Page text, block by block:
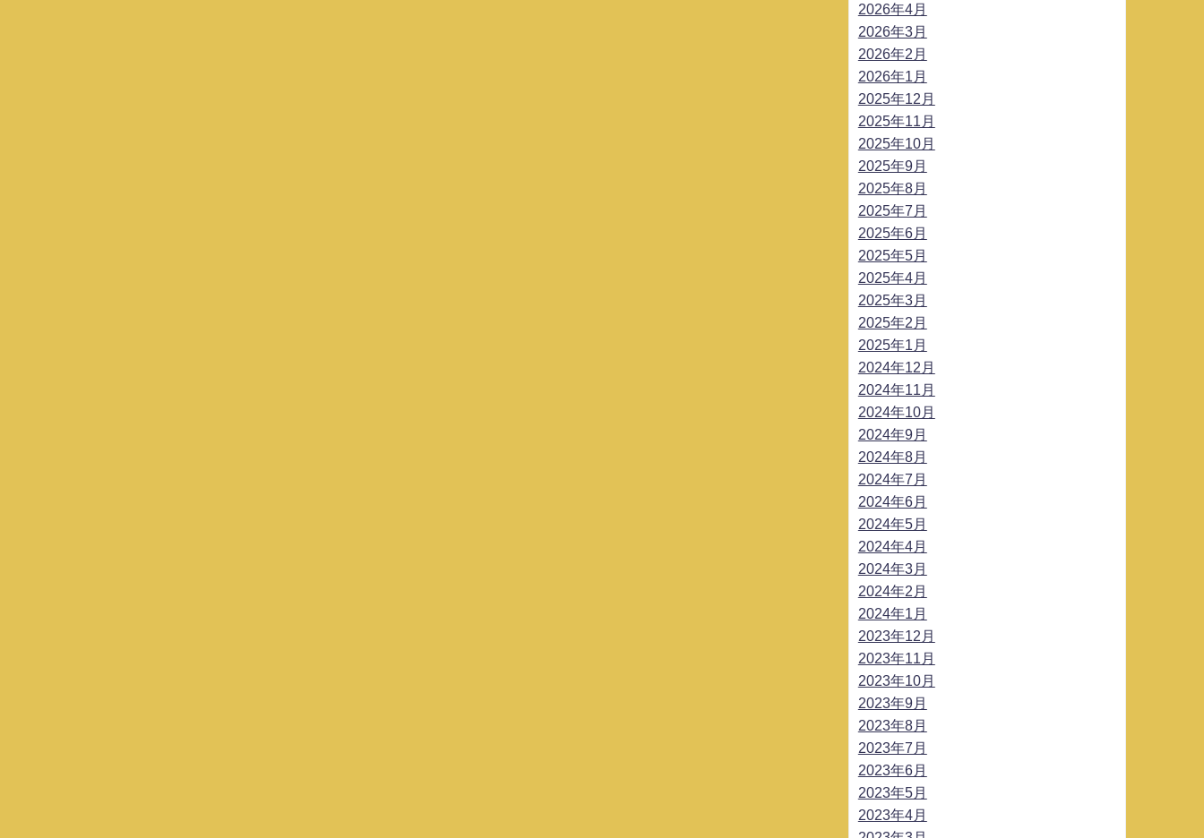
2026年4月
2026年3月
2026年2月
2026年1月
2025年12月
2025年11月
2025年10月
2025年9月
2025年8月
2025年7月
2025年6月
2025年5月
2025年4月
2025年3月
2025年2月
2025年1月
2024年12月
2024年11月
2024年10月
2024年9月
2024年8月
2024年7月
2024年6月
2024年5月
2024年4月
2024年3月
2024年2月
2024年1月
2023年12月
2023年11月
2023年10月
2023年9月
2023年8月
2023年7月
2023年6月
2023年5月
2023年4月